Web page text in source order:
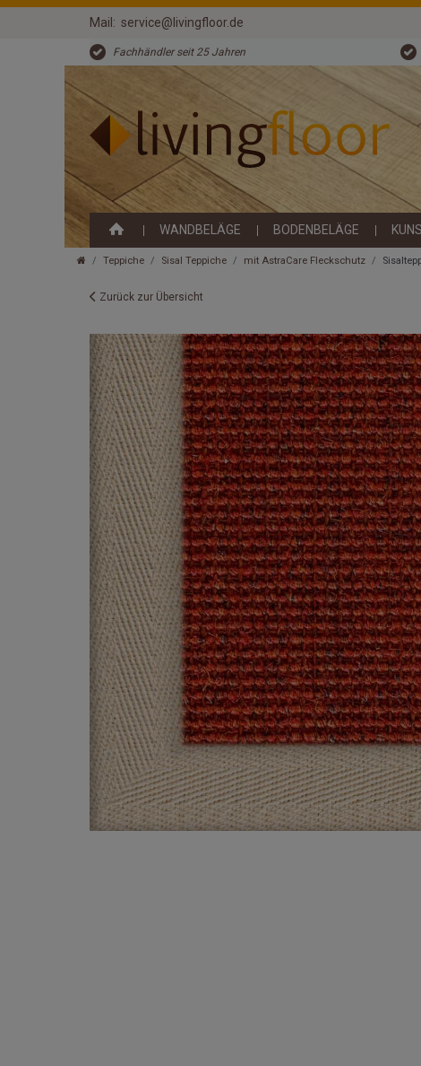
Mail: service@livingfloor.de
Fachhändler seit 25 Jahren
WANDBELÄGE BODENBELÄGE
Teppiche Sisal Teppiche mit AstraCare Fleckschutz
Zurück zur Übersicht